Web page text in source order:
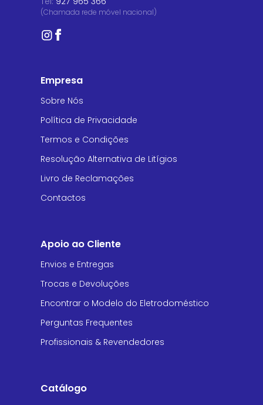
(Chamada rede móvel nacional)
Empresa
Sobre Nós
Política de Privacidade
Termos e Condições
Resolução Alternativa de Litígios
Livro de Reclamações
Contactos
Apoio ao Cliente
Envios e Entregas
Trocas e Devoluções
Encontrar o Modelo do Eletrodoméstico
Perguntas Frequentes
Profissionais & Revendedores
Catálogo